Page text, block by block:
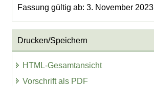
Fassung gültig ab: 3. November 2023
Drucken/Speichern
HTML-Gesamtansicht
Vorschrift als PDF